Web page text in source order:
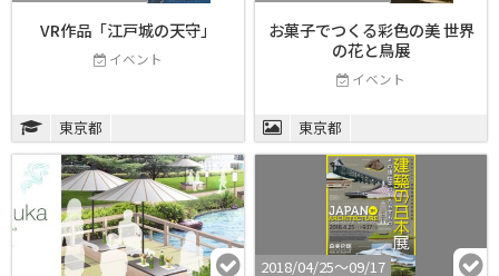
VR作品「江戸城の天守」
イベント
東京都
お菓子でつくる彩色の美 世界
の花と鳥展
イベント
東京都
2018/04/25〜09/17